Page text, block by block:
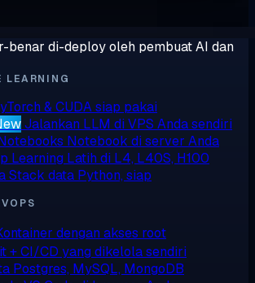
benar di-deploy oleh pembuat AI dan
& CUDA siap pakai
Jalankan LLM di VPS Anda sendiri
Notebook di server Anda
Learning Latih di L4, L40S, H100
Stack data Python, siap
dengan akses root
+ CI/CD yang dikelola sendiri
Postgres, MySQL, MongoDB